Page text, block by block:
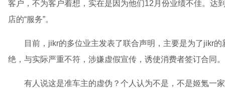
客户，不为客户着想，实在是因为他们12月份业绩不佳。达
店的“服务”。
目前，jikr的多位业主发表了联合声明，主要是为了jikr
绝，与实际严重不符，涉嫌虚假宣传，诱使消费者签订合同
有人说这是准车主的虚伪？个人认为不是，不是姬氪一